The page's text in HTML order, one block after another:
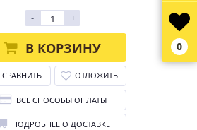
- +
В КОРЗИНУ
СРАВНИТЬ ОТЛОЖИТЬ
ВСЕ СПОСОБЫ ОПЛАТЫ
ПОДРОБНЕЕ О ДОСТАВКЕ
0